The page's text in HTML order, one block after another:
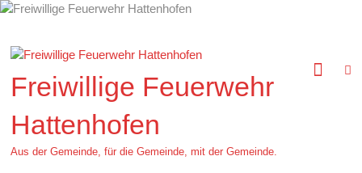
Zum
springen
Freiwillige Feuerwehr
Hattenhofen
Aus der Gemeinde, für die Gemeinde, mit der Gemeinde.